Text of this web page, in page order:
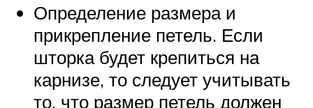
Определение размера и
прикрепление петель. Если
шторка будет крепиться на
карнизе, то следует учитывать
то, что размер петель должен